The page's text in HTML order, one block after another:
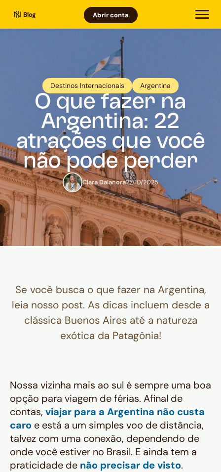
Blog Abrir conta
Destinos Internacionais Argentina
O que fazer na
Argentina: 22
atrações que você
não pode perder
Clara Dalanora27/10/2025
Se você busca o que fazer na Argentina,
leia nosso post. As dicas incluem desde a
clássica Buenos Aires até a natureza
exótica da Patagônia!
Nossa vizinha mais ao sul é sempre uma boa
opção para viagem de férias. Afinal de
contas, viajar para a Argentina não custa
caro e está a um simples voo de distância,
talvez com uma conexão, dependendo de
onde você estiver no Brasil. E ainda tem a
praticidade de não precisar de visto.